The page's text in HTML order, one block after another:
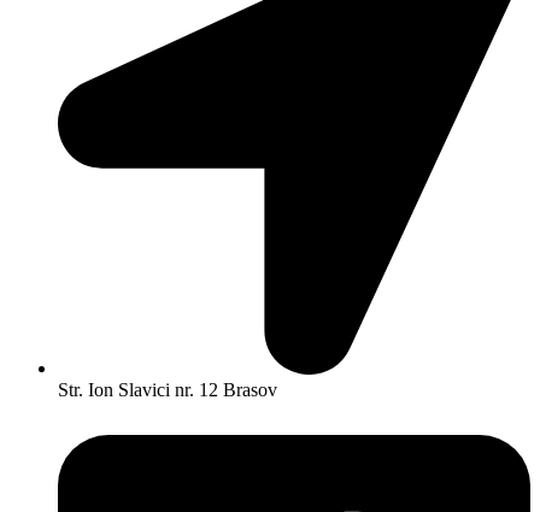
Str. Ion Slavici nr. 12 Brasov